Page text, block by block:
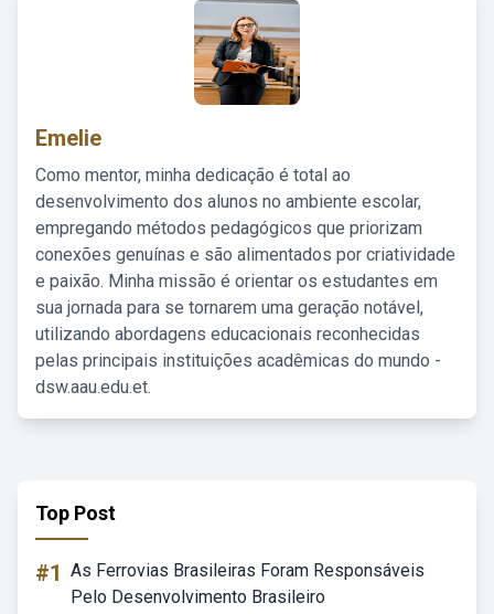
Emelie
Como mentor, minha dedicação é total ao
desenvolvimento dos alunos no ambiente escolar,
empregando métodos pedagógicos que priorizam
conexões genuínas e são alimentados por criatividade
e paixão. Minha missão é orientar os estudantes em
sua jornada para se tornarem uma geração notável,
utilizando abordagens educacionais reconhecidas
pelas principais instituições acadêmicas do mundo -
dsw.aau.edu.et.
Top Post
#1 As Ferrovias Brasileiras Foram Responsáveis
Pelo Desenvolvimento Brasileiro